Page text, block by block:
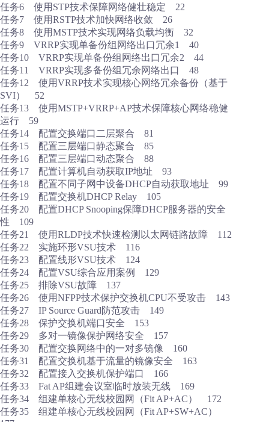
任务6 使用STP技术保障网络健壮稳定 22
任务7 使用RSTP技术加快网络收敛 26
任务8 使用MSTP技术实现网络负载均衡 32
任务9 VRRP实现单备份组网络出口冗余1 40
任务10 VRRP实现单备份组网络出口冗余2 44
任务11 VRRP实现多备份组冗余网络出口 48
任务12 使用VRRP技术实现核心网络冗余备份（基于
SVI） 52
任务13 使用MSTP+VRRP+AP技术保障核心网络稳健
运行 59
任务14 配置交换端口二层聚合 81
任务15 配置三层端口静态聚合 85
任务16 配置三层端口动态聚合 88
任务17 配置计算机自动获取IP地址 93
任务18 配置不同子网中设备DHCP自动获取地址 99
任务19 配置交换机DHCP Relay 105
任务20 配置DHCP Snooping保障DHCP服务器的安全
性 109
任务21 使用RLDP技术快速检测以太网链路故障 112
任务22 实施环形VSU技术 116
任务23 配置线形VSU技术 124
任务24 配置VSU综合应用案例 129
任务25 排除VSU故障 137
任务26 使用NFPP技术保护交换机CPU不受攻击 143
任务27 IP Source Guard防范攻击 149
任务28 保护交换机端口安全 153
任务29 多对一镜像保护网络安全 157
任务30 配置交换网络中的一对多镜像 160
任务31 配置交换机基于流量的镜像安全 163
任务32 配置接入交换机保护端口 166
任务33 Fat AP组建会议室临时放装无线 169
任务34 组建单核心无线校园网（Fit AP+AC） 172
任务35 组建单核心无线校园网（Fit AP+SW+AC）